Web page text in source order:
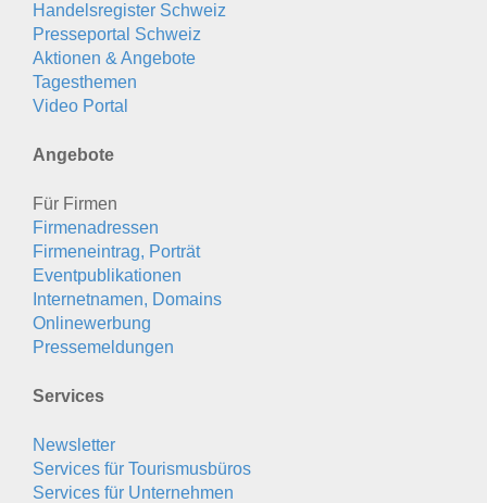
Handelsregister Schweiz
Presseportal Schweiz
Aktionen & Angebote
Tagesthemen
Video Portal
Angebote
Für Firmen
Firmenadressen
Firmeneintrag, Porträt
Eventpublikationen
Internetnamen, Domains
Onlinewerbung
Pressemeldungen
Services
Newsletter
Services für Tourismusbüros
Services für Unternehmen